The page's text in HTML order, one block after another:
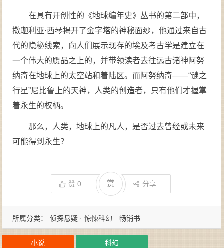
在具有开创性的《地球编年史》丛书的第二部中，
撒迦利亚·西琴揭开了金字塔的神秘面纱，他通过来自古
代的隐秘线索，向人们展示现存的埃及考古学是建立在
一个伟大的赝品之上的，并带领读者去往远古诸神阿努
纳奇在地球上的太空站和着陆区。而阿努纳奇——“谜之
行星”尼比鲁上的天神，人类的创造者，只有他们才握掌
着永生的权柄。
那么，人类，地球上的凡人，是否过去曾经或未来
可能得到永生？
赞0 赏 分享
所属分类： 侦探悬疑 · 惊悚科幻 畅销书
小说 科幻